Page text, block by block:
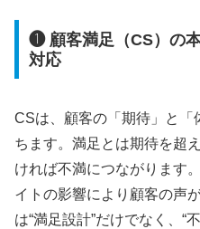
❶ 顧客満足（CS）の
対応
CSは、顧客の「期待」と「
ちます。満足とは期待を超
ければ不満につながります
イトの影響により顧客の声
は“満足設計”だけでなく、“